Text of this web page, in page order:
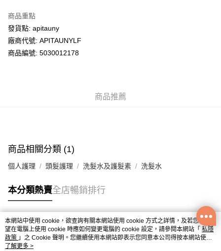
WeChat Pay
送貨方式
每筆HK$50.00，滿HK$200.00或以上免運費
UNY 門市自取
商品重點
發貨點: apitauny
廠商代號: APITAUNYLF
商品編號: 5030012178
商品推薦
商品相關分類 (1)
個人護理 頭髮護理 洗髮水及護髮素 洗髮水
本分類熱賣全店暢銷排行
熱門標籤
熱銷排行
本網站中使用 cookie，欲查詢有關本網站使用 cookie 方式之詳情，及若您不希
望在電腦上使用 cookie 時應如何變更電腦的 cookie 設定，請參閱本網站「 私隱
政策 」之 Cookie 聲明。您繼續使用本網站即表示您同意本公司得按本網站使用
條款之 Cookie 聲明使用 cookie。
了解更多 >